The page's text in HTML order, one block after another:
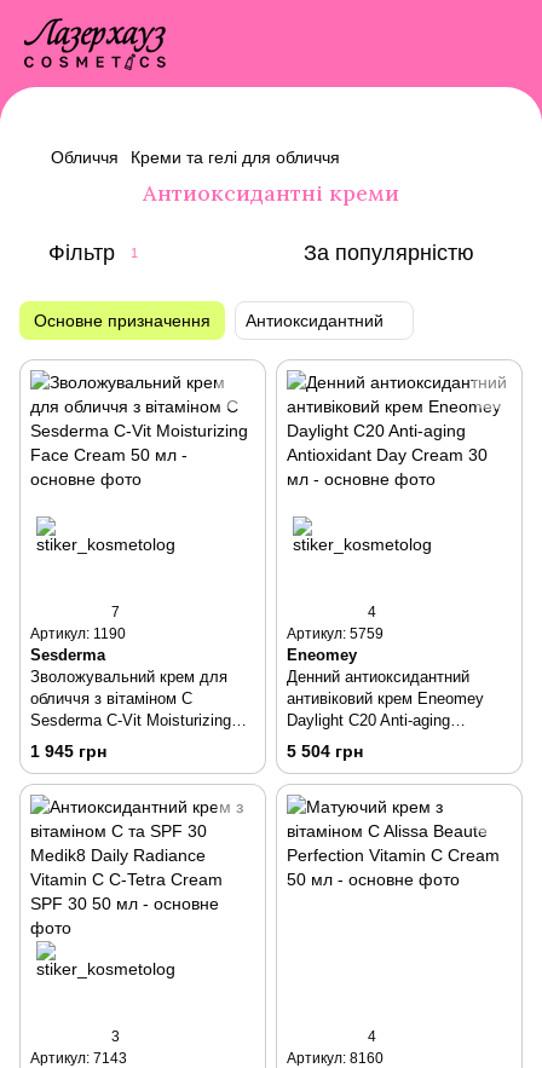
Обличчя Креми та гелі для обличчя
Антиоксидантні креми
Фільтр 1 За популярністю
Основне призначення Антиоксидантний
7
Артикул: 1190
Sesderma
Зволожувальний крем для
обличчя з вітаміном C
Sesderma C-Vit Moisturizing
Face Cream 50 мл
1 945 грн
4
Артикул: 5759
Eneomey
Денний антиоксидантний
антивіковий крем Eneomey
Daylight C20 Anti-aging
Antioxidant Day Cream 30 мл
5 504 грн
3
Артикул: 7143
4
Артикул: 8160